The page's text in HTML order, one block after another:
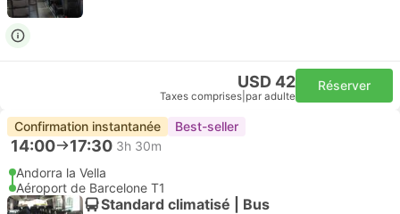
USD 42
Taxes comprises par adulte
Réserver
Confirmation instantanée Best-seller
14:00 17:30 3h 30m
Andorra la Vella
Aéroport de Barcelone T1
Standard climatisé | Bus